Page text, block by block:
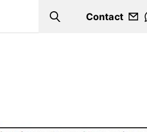
Search
Contact